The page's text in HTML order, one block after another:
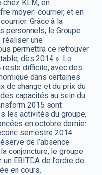
chez KLM, en
moyen-courrier, et en
Grâce à la
personnels, le Groupe
réaliser une
permettra de retrouver
dès 2014 ». Le
reste difficile, avec des
dans certaines
de change et du prix du
capacités au sein du
2015 sont
les activités du groupe,
en octobre dernier
semestre 2014.
de l’absence
conjoncture, le groupe
EBITDA de l’ordre de
en cours.